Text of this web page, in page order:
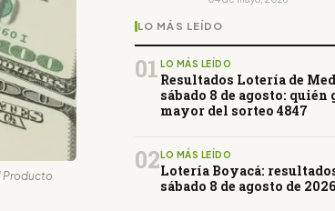
Producto
LO MÁS LEÍDO
01 LO MÁS LEÍDO
Resultados Lotería de
sábado 8 de agosto:
mayor del sorteo 4847
02 LO MÁS LEÍDO
Lotería Boyacá:
sábado 8 de agosto de 2026